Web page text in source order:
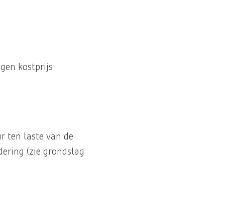
kostprijs
ten laste van de
(zie grondslag